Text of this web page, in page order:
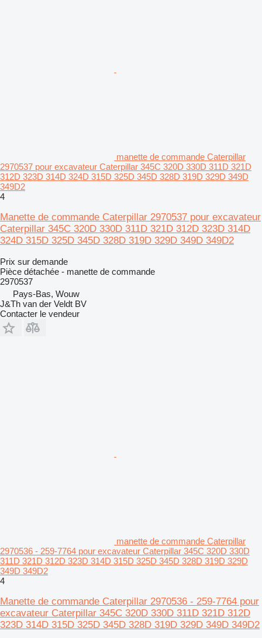
manette de commande Caterpillar
2970537 pour excavateur Caterpillar 345C 320D 330D 311D 321D
312D 323D 314D 324D 315D 325D 345D 328D 319D 329D 349D
349D2
4
Manette de commande Caterpillar 2970537 pour excavateur
Caterpillar 345C 320D 330D 311D 321D 312D 323D 314D
324D 315D 325D 345D 328D 319D 329D 349D 349D2
Prix sur demande
Pièce détachée - manette de commande
2970537
Pays-Bas, Wouw
J&Th van der Veldt BV
Contacter le vendeur
manette de commande Caterpillar
2970536 - 259-7764 pour excavateur Caterpillar 345C 320D 330D
311D 321D 312D 323D 314D 315D 325D 345D 328D 319D 329D
349D 349D2
4
Manette de commande Caterpillar 2970536 - 259-7764 pour
excavateur Caterpillar 345C 320D 330D 311D 321D 312D
323D 314D 315D 325D 345D 328D 319D 329D 349D 349D2